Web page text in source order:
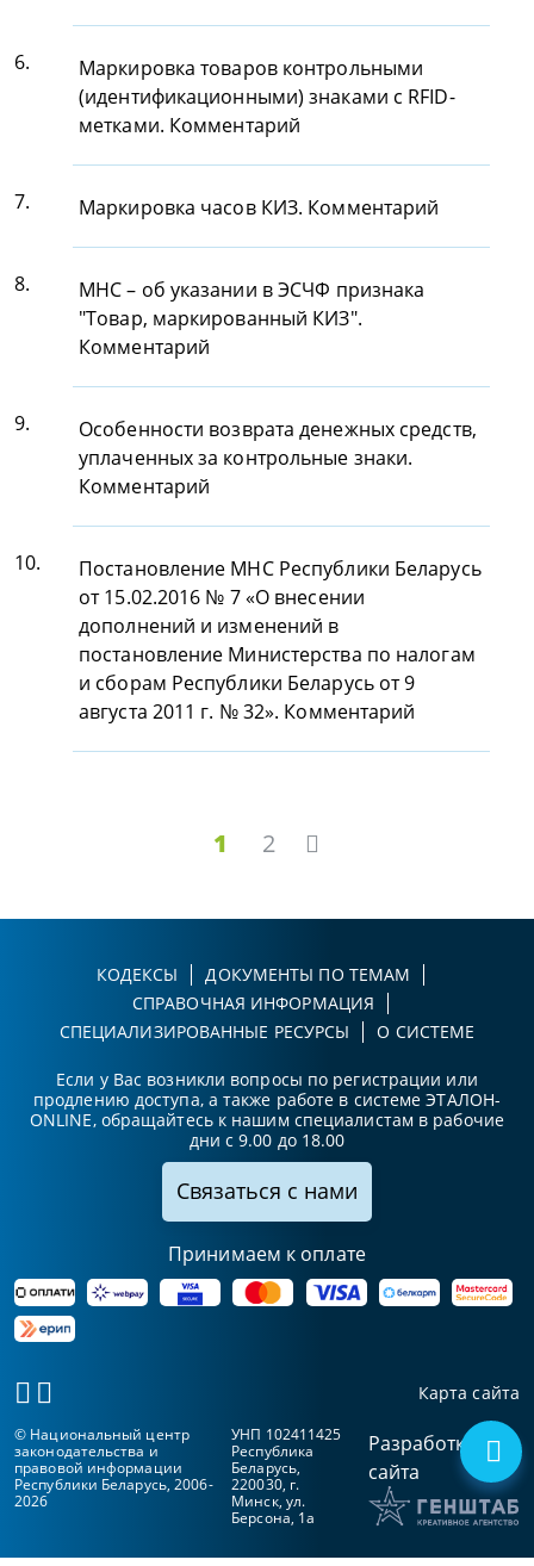
6.
Маркировка товаров контрольными
(идентификационными) знаками с RFID-
метками. Комментарий
7. Маркировка часов КИЗ. Комментарий
8.
МНС – об указании в ЭСЧФ признака
"Товар, маркированный КИЗ".
Комментарий
9.
Особенности возврата денежных средств,
уплаченных за контрольные знаки.
Комментарий
10.
Постановление МНС Республики Беларусь
от 15.02.2016 № 7 «О внесении
дополнений и изменений в
постановление Министерства по налогам
и сборам Республики Беларусь от 9
августа 2011 г. № 32». Комментарий
1 2
КОДЕКСЫ
ДОКУМЕНТЫ ПО ТЕМАМ
СПРАВОЧНАЯ ИНФОРМАЦИЯ
СПЕЦИАЛИЗИРОВАННЫЕ РЕСУРСЫ
О СИСТЕМЕ
Если у Вас возникли вопросы по регистрации или
продлению доступа, а также работе в системе ЭТАЛОН-
ONLINE, обращайтесь к нашим специалистам в рабочие
дни с 9.00 до 18.00
Связаться с нами
Принимаем к оплате
Карта сайта
© Национальный центр
законодательства и
правовой информации
Республики Беларусь, 2006-
2026
УНП 102411425
Республика
Беларусь,
220030, г.
Минск, ул.
Берсона, 1а
Разработка
сайта